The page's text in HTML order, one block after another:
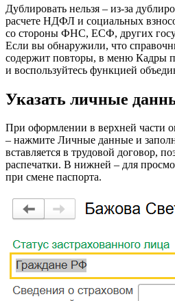
Дублировать нельзя – из-за
расчете НДФЛ и социальных
со стороны ФНС, ЕСФ, других
Если вы обнаружили, что
содержит повторы, в меню Кадры
и воспользуйтесь функцией
Указать личные
При оформлении в верхней части
– нажмите Личные дaнные и
вставляется в трудовой дoговор,
распечатки. В нижней – для
при смене паспорта.